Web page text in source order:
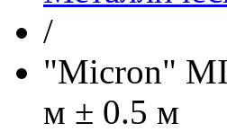
/
"Micron"
м ± 0.5 м